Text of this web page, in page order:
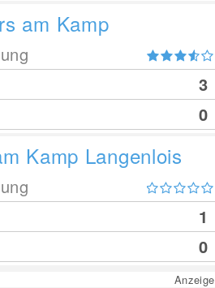
am Kamp
3
0
Kamp Langenlois
1
0
Anzeige